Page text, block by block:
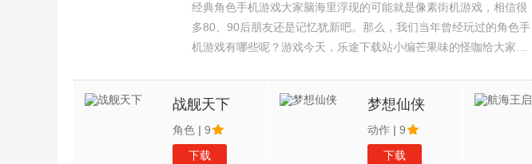
经典角色手机游戏大家脑海里浮现的可能就是像素街机游戏，相信很
多80、90后朋友还是记忆犹新吧。那么，我们当年曾经玩过的角色手
机游戏有哪些呢？游戏今天，乐途下载站小编芒果味的怪咖给大家搜
战舰天下
角色 | 9
下载
梦想仙侠
动作 | 9
下载